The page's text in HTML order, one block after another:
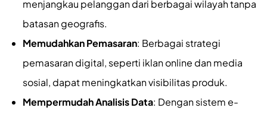
menjangkau pelanggan dari berbagai wilayah tanpa
batasan geografis.
Memudahkan Pemasaran: Berbagai strategi
pemasaran digital, seperti iklan online dan media
sosial, dapat meningkatkan visibilitas produk.
Mempermudah Analisis Data: Dengan sistem e-